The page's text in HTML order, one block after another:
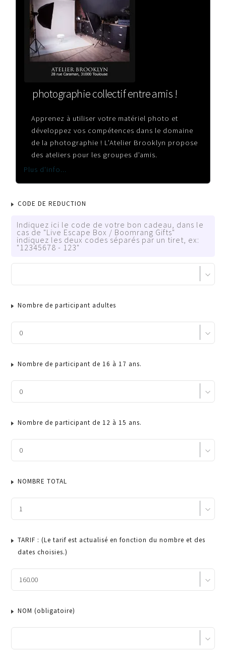
photographie collectif entre amis !
Apprenez à utiliser votre matériel photo et
développez vos compétences dans le domaine
de la photographie ! L’Atelier Brooklyn propose
des ateliers pour les groupes d’amis.
Plus d'info...
CODE DE REDUCTION
Indiquez ici le code de votre bon cadeau, dans le
cas de "Live Escape Box / Boomrang Gifts"
indiquez les deux codes séparés par un tiret, ex:
"12345678 - 123"
Nombre de participant adultes
Nombre de participant de 16 à 17 ans.
Nombre de participant de 12 à 15 ans.
NOMBRE TOTAL
TARIF : (Le tarif est actualisé en fonction du nombre et des
dates choisies.)
NOM(obligatoire)